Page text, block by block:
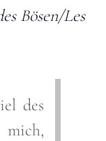
Bösen/Les
des